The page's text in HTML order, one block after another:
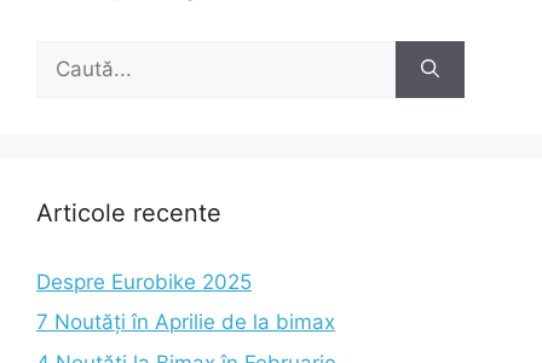
după:
Articole recente
Despre Eurobike 2025
7 Noutăți în Aprilie de la bimax